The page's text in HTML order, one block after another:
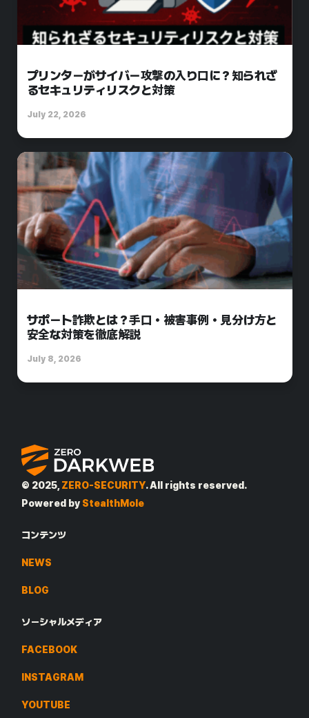
プリンターがサイバー攻撃の入り口に？知られざ
るセキュリティリスクと対策
July 22, 2026
サポート詐欺とは？手口・被害事例・見分け方と
安全な対策を徹底解説
July 8, 2026
© 2025,ZERO-SECURITY. All rights reserved.
Powered by StealthMole
コンテンツ
NEWS
BLOG
ソーシャルメディア
FACEBOOK
INSTAGRAM
YOUTUBE